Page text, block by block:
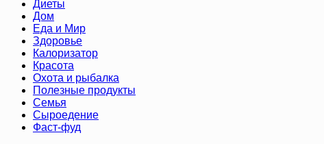
Диеты
Дом
Еда и Мир
Здоровье
Калоризатор
Красота
Охота и рыбалка
Полезные продукты
Семья
Сыроедение
Фаст-фуд